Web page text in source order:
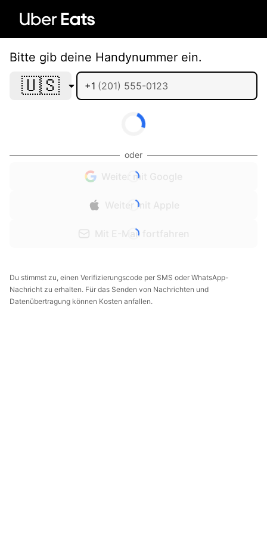
Bitte gib deine Handynummer ein.
🇺🇸 +1
oder
Weiter mit Google
Weiter mit Apple
Mit E-Mail fortfahren
Du stimmst zu, einen Verifizierungscode per SMS oder WhatsApp-
Nachricht zu erhalten. Für das Senden von Nachrichten und
Datenübertragung können Kosten anfallen.